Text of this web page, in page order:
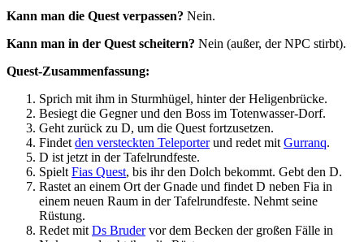
Kann man die Quest verpassen? Nein.
Kann man in der Quest scheitern? Nein (außer, der NPC stirbt).
Quest-Zusammenfassung:
Sprich mit ihm in Sturmhügel, hinter der Heligenbrücke.
Besiegt die Gegner und den Boss im Totenwasser-Dorf.
Geht zurück zu D, um die Quest fortzusetzen.
Findet den versteckten Teleporterund redet mit Gurranq.
D ist jetzt in der Tafelrundfeste.
Spielt Fias Quest, bis ihr den Dolch bekommt. Gebt den D.
Rastet an einem Ort der Gnade und findet D neben Fia in
einem neuen Raum in der Tafelrundfeste. Nehmt seine
Rüstung.
Redet mit Ds Brudervor dem Becken der großen Fälle in